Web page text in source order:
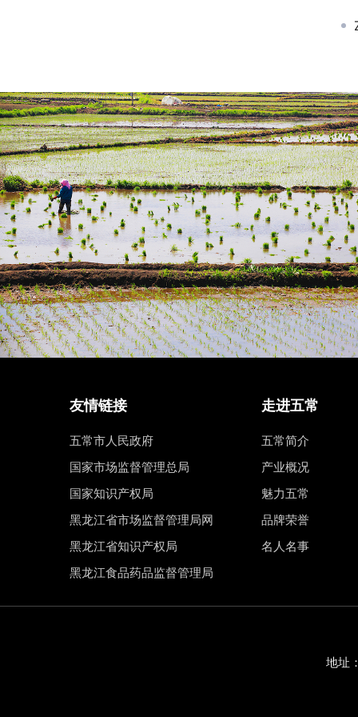
友情链接
五常市人民政府
国家市场监督管理总局
国家知识产权局
黑龙江省市场监督管理局网
黑龙江省知识产权局
黑龙江食品药品监督管理局
走进五常
五常简介
产业概况
魅力五常
品牌荣誉
名人名事
地址